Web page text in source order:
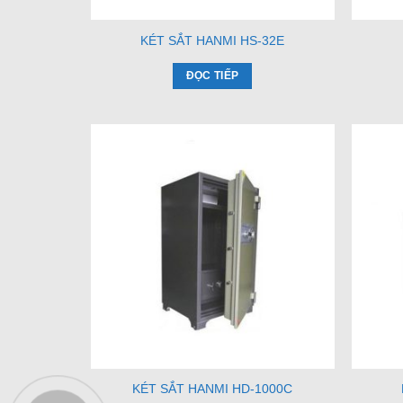
KÉT SẮT HANMI HS-32E
ĐỌC TIẾP
KÉT SẮT HANMI HD-1000C